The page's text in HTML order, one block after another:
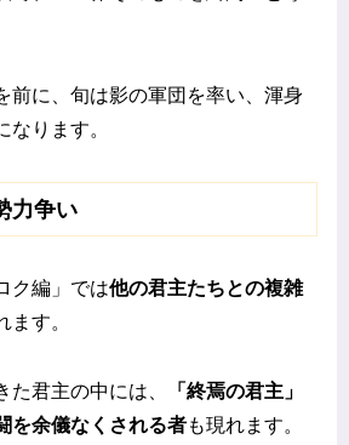
前に、旬は影の軍団を率い、渾身
なります。
力争い
ク編」では他の君主たちとの複雑
ます。
た君主の中には、
「終焉の君主」
を余儀なくされる者も現れます。